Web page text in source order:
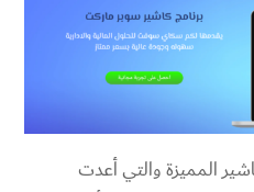
المميزة والتي أعدت